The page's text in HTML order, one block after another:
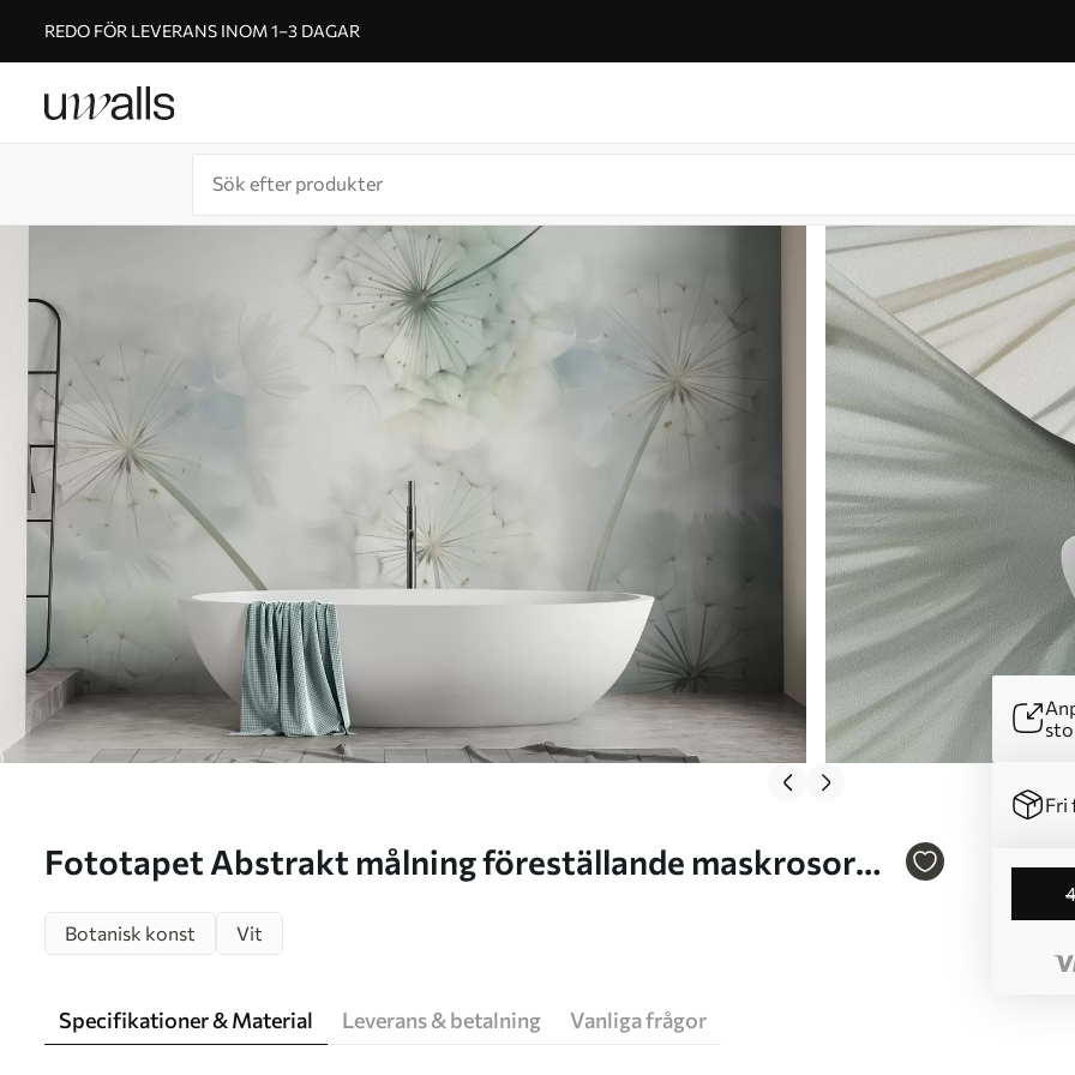
REDO FÖR LEVERANS INOM 1–3 DAGAR
Fototapet Abstrakt målning föreställande maskrosor
Fri
Botanisk konst
Vit
Specifikationer & Material Leverans & betalning Vanliga frågor